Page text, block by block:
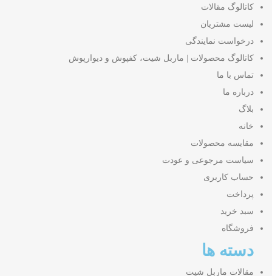
کاتالوگ مقالات
لیست مشتریان
درخواست نمایندگی
کاتالوگ محصولات | ماربل شیت، کفپوش و دیوارپوش
تماس با ما
درباره ما
بلاگ
خانه
مقایسه محصولات
سیاست مرجوعی و عودت
حساب کاربری
پرداخت
سبد خرید
فروشگاه
دسته ها
مقالات ماربل شیت